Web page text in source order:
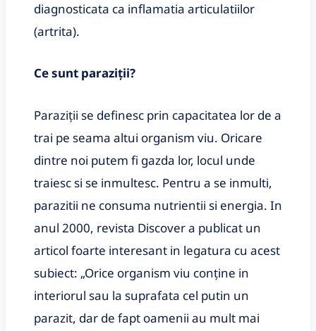
diagnosticata ca inflamatia articulatiilor
(artrita).
Ce sunt paraziții?
Paraziții se definesc prin capacitatea lor de a
trai pe seama altui organism viu. Oricare
dintre noi putem fi gazda lor, locul unde
traiesc si se inmultesc. Pentru a se inmulti,
parazitii ne consuma nutrientii si energia. In
anul 2000, revista Discover a publicat un
articol foarte interesant in legatura cu acest
subiect: „Orice organism viu conține in
interiorul sau la suprafata cel putin un
parazit, dar de fapt oamenii au mult mai